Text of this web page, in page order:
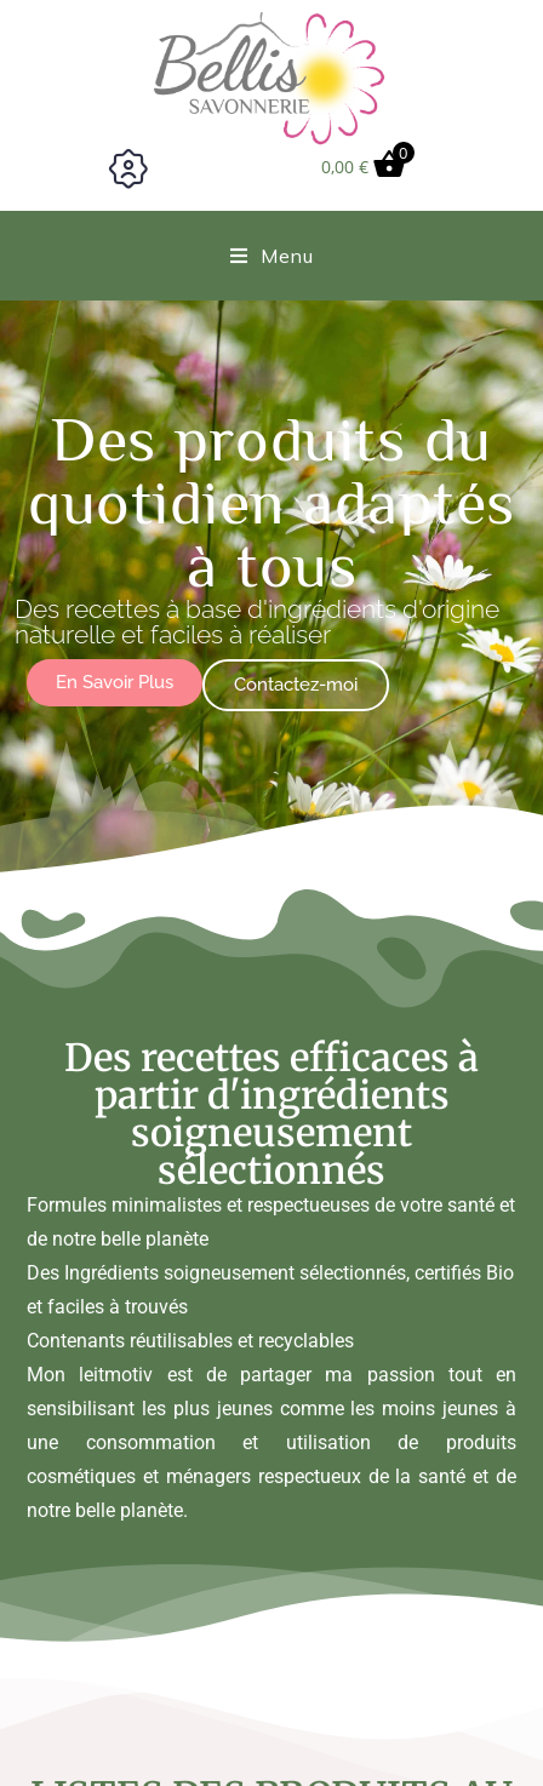
0,00 €
0
Menu
Des produits du
quotidien adaptés
à tous
Des recettes à base d'ingrédients d'origine
naturelle et faciles à réaliser
En Savoir Plus Contactez-moi
Des recettes efficaces à
partir d'ingrédients
soigneusement
sélectionnés
Formules minimalistes et respectueuses de votre santé et
de notre belle planète
Des Ingrédients soigneusement sélectionnés, certifiés Bio
et faciles à trouvés
Contenants réutilisables et recyclables
Mon leitmotiv est de partager ma passion tout en
sensibilisant les plus jeunes comme les moins jeunes à
une consommation et utilisation de produits
cosmétiques et ménagers respectueux de la santé et de
notre belle planète.